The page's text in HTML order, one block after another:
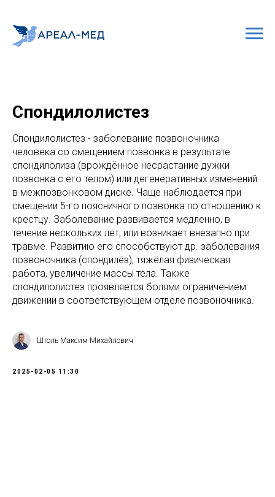
Спондилолистез
Спондилолистез - заболевание позвоночника
человека со смещением позвонка в результате
спондилолиза (врождённое несрастание дужки
позвонка с его телом) или дегенеративных изменений
в межпозвонковом диске. Чаще наблюдается при
смещении 5-го поясничного позвонка по отношению к
крестцу. Заболевание развивается медленно, в
течение нескольких лет, или возникает внезапно при
травме. Развитию его способствуют др. заболевания
позвоночника (спондилёз), тяжёлая физическая
работа, увеличение массы тела. Также
спондилолистез проявляется болями ограничением
движении в соответствующем отделе позвоночника.
Штоль Максим Михайлович
2025-02-05 11:30